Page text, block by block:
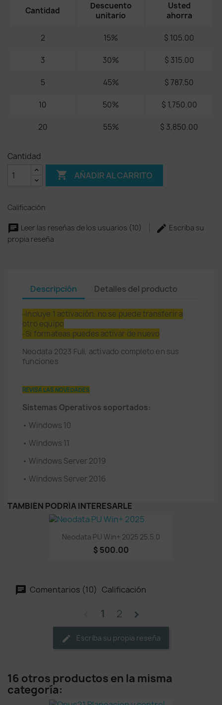
Cantidad
Descuento
unitario
Usted
ahorra
2 15% $ 105.00
3 30% $ 315.00
5 45% $ 787.50
10 50% $ 1,750.00
20 55% $ 3,850.00
Cantidad
 AÑADIR AL CARRITO
Calificación
Leer las reseñas de los usuarios (10)
Escriba su
propia reseña
Descripción Detalles del producto
-Incluye 1 activación, no se puede transferir a
otro equipo
-Si formateas puedes activar de nuevo
Neodata 2023 Full, activado completo en sus
funciones
REVISA LAS NOVEDADES
Sistemas Operativos soportados:
• Windows 10
• Windows 11
• Windows Server 2019
• Windows Server 2016
TAMBIÉN PODRÍA INTERESARLE
Neodata PU Win+ 2025 25.5.0
$ 500.00
Comentarios (10) Calificación
1 2 chevron_right
Escriba su propia reseña
16 otros productos en la misma
categoría: